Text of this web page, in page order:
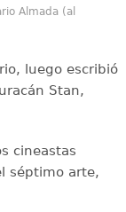
Almada (al
luego escribió
Stan,
cineastas
séptimo arte,